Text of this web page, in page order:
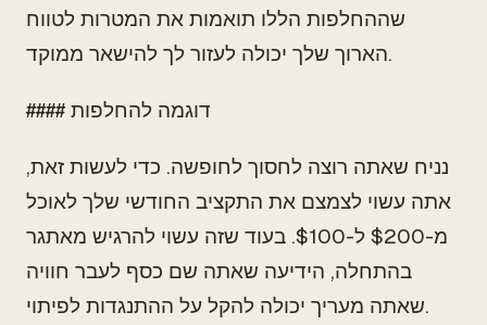
שההחלפות הללו תואמות את המטרות לטווח
הארוך שלך יכולה לעזור לך להישאר ממוקד.
#### דוגמה להחלפות
נניח שאתה רוצה לחסוך לחופשה. כדי לעשות זאת,
אתה עשוי לצמצם את התקציב החודשי שלך לאוכל
מ-$200 ל-$100. בעוד שזה עשוי להרגיש מאתגר
בהתחלה, הידיעה שאתה שם כסף לעבר חוויה
שאתה מעריך יכולה להקל על ההתנגדות לפיתוי.